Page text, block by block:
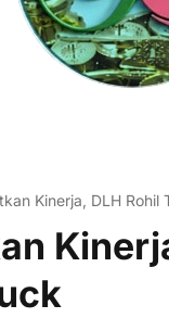
Kinerja, DLH Rohil